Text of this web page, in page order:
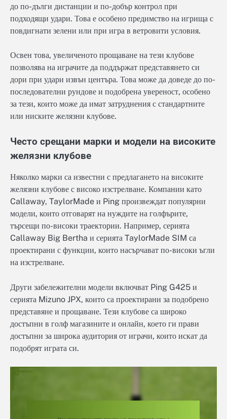
до по-дълги дистанции и по-добър контрол при
подходящи удари. Това е особено предимство на игрища с
повдигнати зелени или при игра в ветровити условия.
Освен това, увеличеното прощаване на тези клубове
позволява на играчите да поддържат представянето си
дори при удари извън центъра. Това може да доведе до по-
последователни рундове и подобрена увереност, особено
за тези, които може да имат затруднения с стандартните
или ниските желязни клубове.
Често срещани марки и модели на високите
желязни клубове
Няколко марки са известни с предлагането на високите
желязни клубове с високо изстрелване. Компании като
Callaway, TaylorMade и Ping произвеждат популярни
модели, които отговарят на нуждите на голфърите,
търсещи по-високи траектории. Например, серията
Callaway Big Bertha и серията TaylorMade SIM са
проектирани с функции, които насърчават по-високи ъгли
на изстрелване.
Други забележителни модели включват Ping G425 и
серията Mizuno JPX, които са проектирани за подобрено
представяне и прощаване. Тези клубове са широко
достъпни в голф магазините и онлайн, което ги прави
достъпни за широка аудитория от играчи, които искат да
подобрят играта си.